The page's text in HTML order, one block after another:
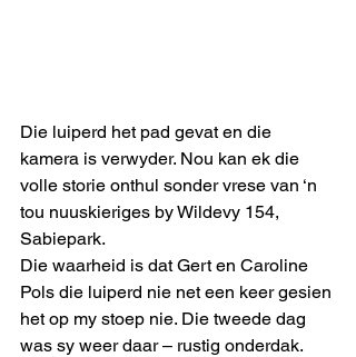
Die luiperd het pad gevat en die
kamera is verwyder. Nou kan ek die
volle storie onthul sonder vrese van ‘n
tou nuuskieriges by Wildevy 154,
Sabiepark.
Die waarheid is dat Gert en Caroline
Pols die luiperd nie net een keer gesien
het op my stoep nie. Die tweede dag
was sy weer daar – rustig onderdak.